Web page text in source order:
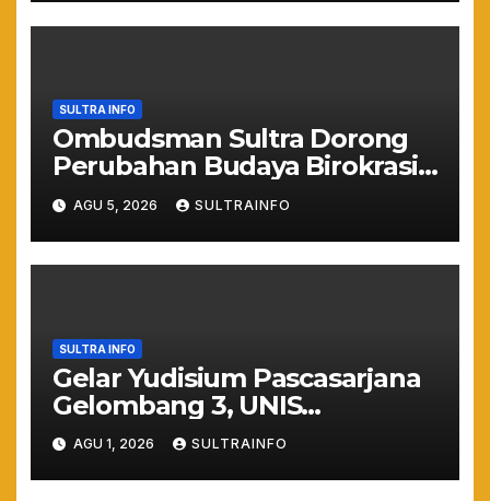
SULTRA INFO
Ombudsman Sultra Dorong
Perubahan Budaya Birokrasi
Lewat Penilaian
Maladministrasi 2026
AGU 5, 2026 SULTRAINFO
SULTRA INFO
Gelar Yudisium Pascasarjana
Gelombang 3, UNIS
Tangerang Cetak 243
Magister Berdaya Saing
Global dari Pelosok Negeri
AGU 1, 2026 SULTRAINFO